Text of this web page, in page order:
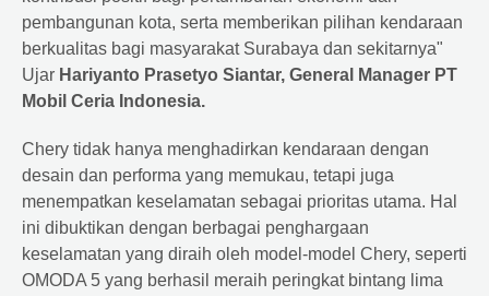
pembangunan kota, serta memberikan pilihan kendaraan
berkualitas bagi masyarakat Surabaya dan sekitarnya"
Ujar Hariyanto Prasetyo Siantar, General Manager PT
Mobil Ceria Indonesia.
Chery tidak hanya menghadirkan kendaraan dengan
desain dan performa yang memukau, tetapi juga
menempatkan keselamatan sebagai prioritas utama. Hal
ini dibuktikan dengan berbagai penghargaan
keselamatan yang diraih oleh model-model Chery, seperti
OMODA 5 yang berhasil meraih peringkat bintang lima